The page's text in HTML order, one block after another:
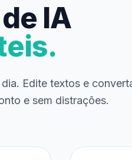
IA
Edite textos e
e sem distrações.